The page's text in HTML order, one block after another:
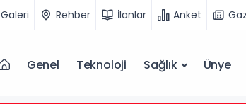
Galeri Rehber İlanlar Anket
Genel Teknoloji Sağlık Ünye